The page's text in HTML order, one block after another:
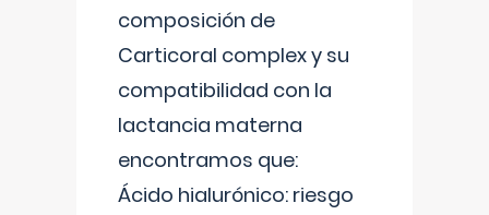
composición de
Carticoral complex y su
compatibilidad con la
lactancia materna
encontramos que:
Ácido hialurónico: riesgo